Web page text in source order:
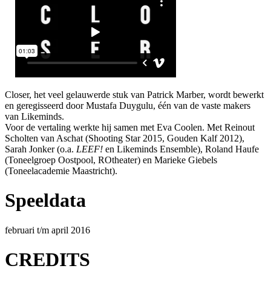
Closer, het veel gelauwerde stuk van Patrick Marber, wordt bewerkt
en geregisseerd door Mustafa Duygulu, één van de vaste makers
van Likeminds.
Voor de vertaling werkte hij samen met Eva Coolen. Met Reinout
Scholten van Aschat (Shooting Star 2015, Gouden Kalf 2012),
Sarah Jonker (o.a. LEEF! en Likeminds Ensemble), Roland Haufe
(Toneelgroep Oostpool, ROtheater) en Marieke Giebels
(Toneelacademie Maastricht).
Speeldata
februari t/m april 2016
CREDITS